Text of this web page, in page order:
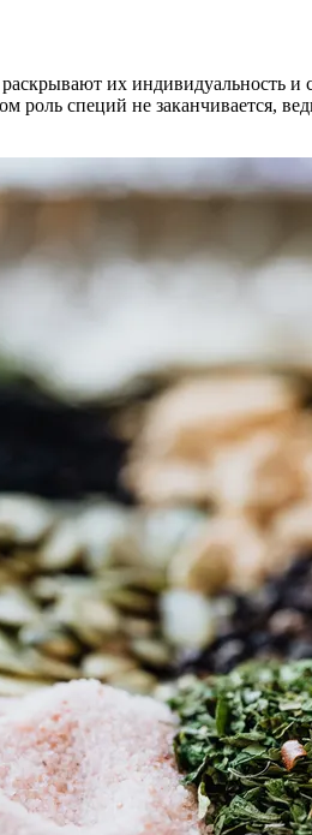
их индивидуальность и
роль специй не заканчивается,